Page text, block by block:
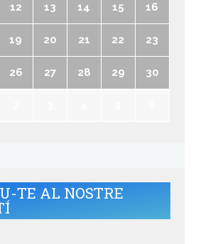
12 13 14 15 16
19 20 21 22 23
26 27 28 29 30
TE AL NOSTRE